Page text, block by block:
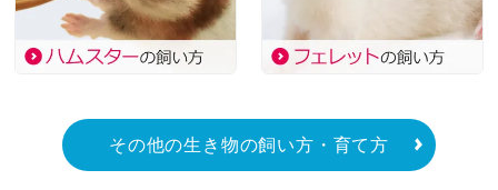
その他の生き物の飼い方・育て方